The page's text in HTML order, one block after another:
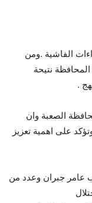
الفاشية .ومن
المحافظة نتيحة
.
الصعبة وان
على اهمية تعزيز
عامر جبران وعدد من